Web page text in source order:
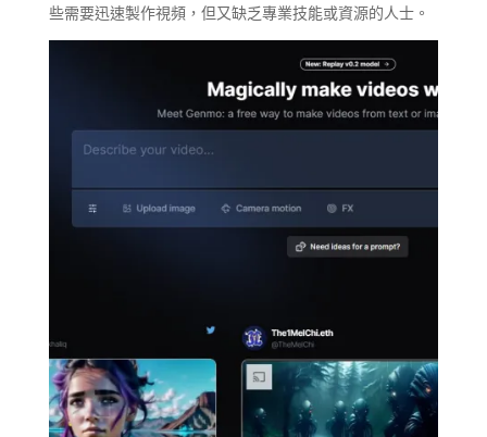
些需要迅速製作視頻，但又缺乏專業技能或資源的人士。